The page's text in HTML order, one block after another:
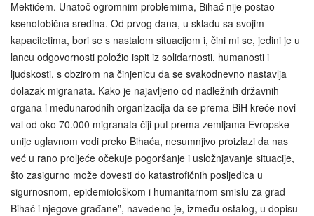
Mektićem. Unatoč ogromnim problemima, Bihać nije postao
ksenofobična sredina. Od prvog dana, u skladu sa svojim
kapacitetima, bori se s nastalom situacijom i, čini mi se, jedini je u
lancu odgovornosti položio ispit iz solidarnosti, humanosti i
ljudskosti, s obzirom na činjenicu da se svakodnevno nastavlja
dolazak migranata. Kako je najavljeno od nadležnih državnih
organa i međunarodnih organizacija da se prema BiH kreće novi
val od oko 70.000 migranata čiji put prema zemljama Evropske
unije uglavnom vodi preko Bihaća, nesumnjivo proizlazi da nas
već u rano proljeće očekuje pogoršanje i usložnjavanje situacije,
što zasigurno može dovesti do katastrofičnih posljedica u
sigurnosnom, epidemiološkom i humanitarnom smislu za grad
Bihać i njegove građane”, navedeno je, između ostalog, u dopisu